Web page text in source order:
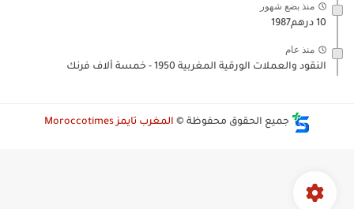
منذ بضع شهور
10 درهم1987
منذ عام
النقود والعملات الورقية المغربية 1950 - خمسة ألاف فرنك
جميع الحقوق محفوظة © المغرب تايمز Moroccotimes